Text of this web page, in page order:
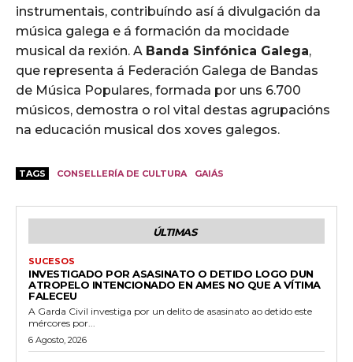
instrumentais, contribuíndo así á divulgación da
música galega e á formación da mocidade
musical da rexión. A Banda Sinfónica Galega,
que representa á Federación Galega de Bandas
de Música Populares, formada por uns 6.700
músicos, demostra o rol vital destas agrupacións
na educación musical dos xoves galegos.
TAGS CONSELLERÍA DE CULTURA GAIÁS
ÚLTIMAS
SUCESOS
INVESTIGADO POR ASASINATO O DETIDO LOGO DUN
ATROPELO INTENCIONADO EN AMES NO QUE A VÍTIMA
FALECEU
A Garda Civil investiga por un delito de asasinato ao detido este
mércores por...
6 Agosto, 2026